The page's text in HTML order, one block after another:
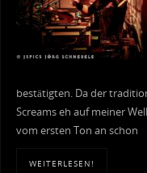
bestätigten. Da der
Screams eh auf meiner
vom ersten Ton an schon
WEITERLESEN!